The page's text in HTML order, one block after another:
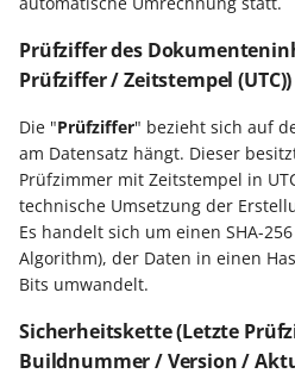
Prüfziffer des
Prüfziffer / Zeitstempel (UTC))
Die "Prüfziffer" bezieht sich auf
am Datensatz hängt. Dieser
Prüfzimmer mit Zeitstempel in
technische Umsetzung der
Es handelt sich um einen SHA-
Algorithm), der Daten in einen
Bits umwandelt.
Sicherheitskette (Letzte
Buildnummer / Version /
Buchungssatzerstellung in
der Kasse
Funktionen im
Kassenbondruck
Regeln
(Vorgang)
Protokollierung)
Wurden in der
Dokumentenart bereits
revisionssichere
Dokumente gespeichert
erfolgt Abfrage bei
Änderungen